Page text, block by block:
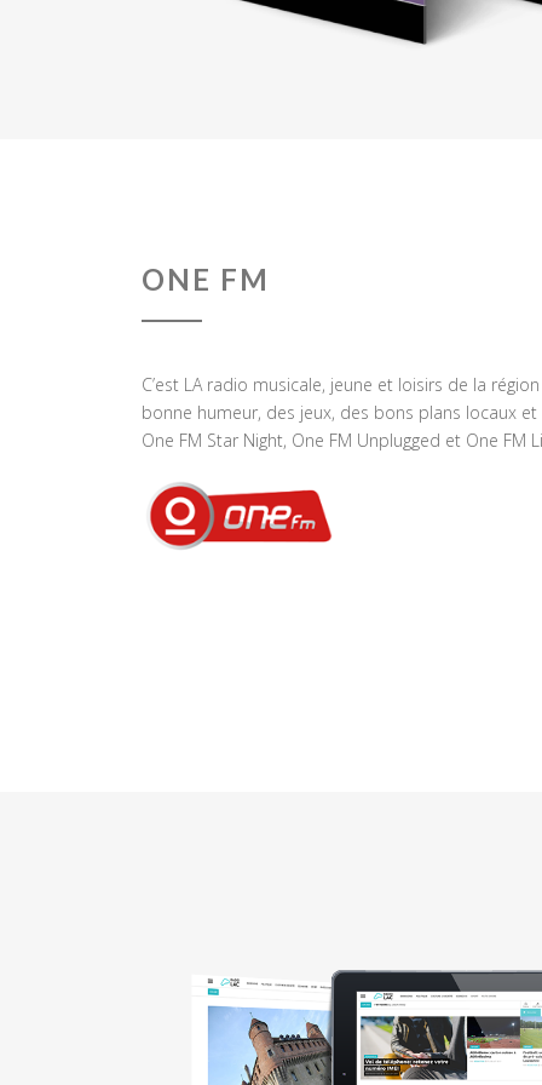
ONE FM
C’est LA radio musicale, jeune et loisirs de la
bonne humeur, des jeux, des bons plans locaux
One FM Star Night, One FM Unplugged et One FM